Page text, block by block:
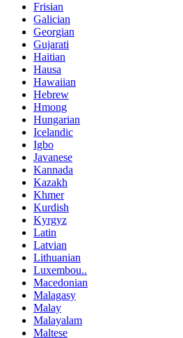
Frisian
Galician
Georgian
Gujarati
Haitian
Hausa
Hawaiian
Hebrew
Hmong
Hungarian
Icelandic
Igbo
Javanese
Kannada
Kazakh
Khmer
Kurdish
Kyrgyz
Latin
Latvian
Lithuanian
Luxembou..
Macedonian
Malagasy
Malay
Malayalam
Maltese